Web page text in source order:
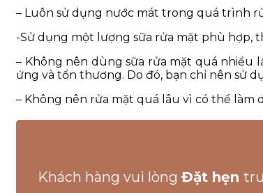
– Luôn sử dụng nước mát trong quá trình
-Sử dụng một lượng sữa rửa mặt phù hợp,
– Không nên dùng sữa rửa mặt quá nhiều
ứng và tổn thương. Do đó, bạn chỉ nên sử
– Không nên rửa mặt quá lâu vì có thể
Khách hàng vui lòng Đặt hẹn